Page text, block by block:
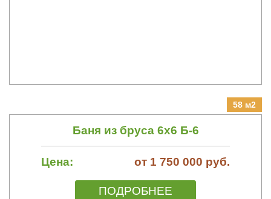
58 м2
Баня из бруса 6х6 Б-6
Цена: от 1 750 000 руб.
ПОДРОБНЕЕ